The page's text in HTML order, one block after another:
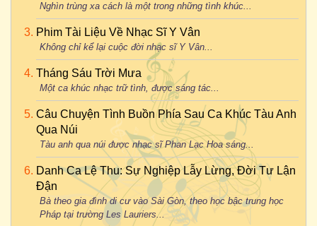
Nghìn trùng xa cách là một trong những tình khúc...
Phim Tài Liệu Về Nhạc Sĩ Y Vân
Không chỉ kể lại cuộc đời nhạc sĩ Y Vân...
Tháng Sáu Trời Mưa
Một ca khúc nhạc trữ tình, được sáng tác...
Câu Chuyện Tình Buồn Phía Sau Ca Khúc Tàu Anh
Qua Núi
Tàu anh qua núi được nhạc sĩ Phan Lạc Hoa sáng...
Danh Ca Lệ Thu: Sự Nghiệp Lẫy Lừng, Đời Tư Lận
Đận
Bà theo gia đình di cư vào Sài Gòn, theo học bậc trung học
Pháp tại trường Les Lauriers...